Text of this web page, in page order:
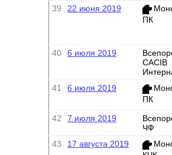
39
22 июня 2019
ПК
40 6 июля 2019
CACIB
41
6 июля 2019
ПК
42 7 июля 2019
ЧФ
43
17 августа 2019